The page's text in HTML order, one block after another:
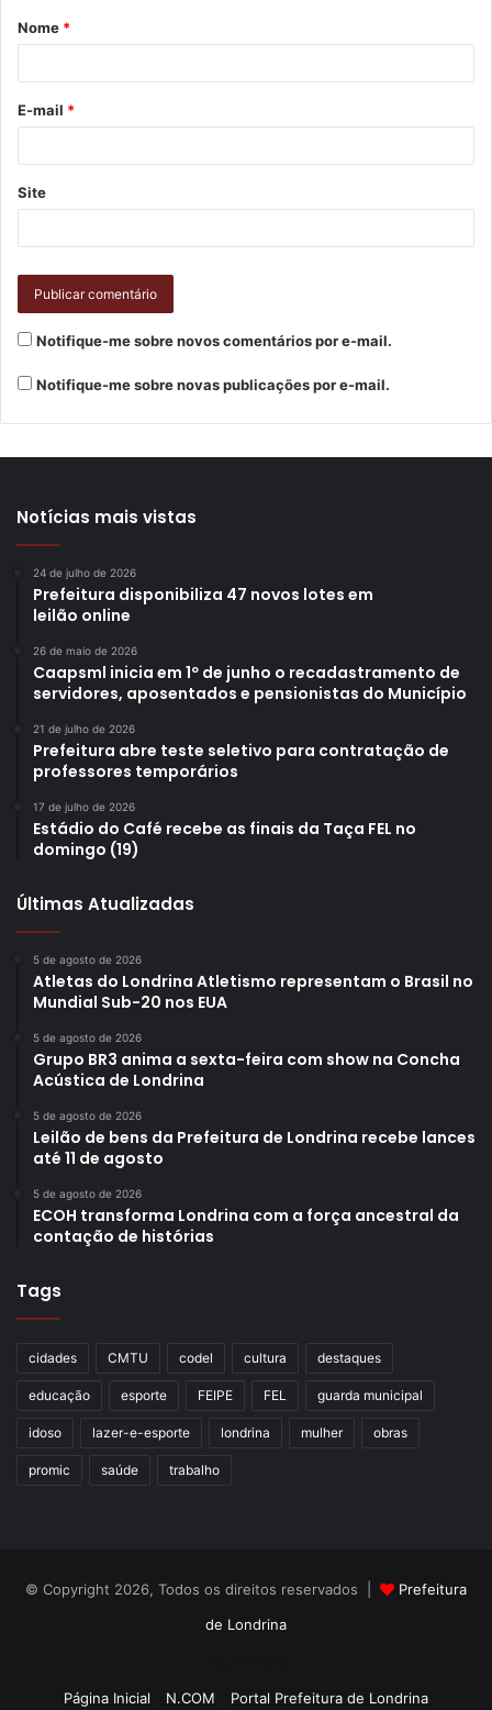
Nome *
E-mail *
Site
Notifique-me sobre novos comentários por e-mail.
Notifique-me sobre novas publicações por e-mail.
Notícias mais vistas
24 de julho de 2026
Prefeitura disponibiliza 47 novos lotes em
leilão online
26 de maio de 2026
Caapsml inicia em 1º de junho o recadastramento de
servidores, aposentados e pensionistas do Município
21 de julho de 2026
Prefeitura abre teste seletivo para contratação de
professores temporários
17 de julho de 2026
Estádio do Café recebe as finais da Taça FEL no
domingo (19)
Últimas Atualizadas
5 de agosto de 2026
Atletas do Londrina Atletismo representam o Brasil no
Mundial Sub-20 nos EUA
5 de agosto de 2026
Grupo BR3 anima a sexta-feira com show na Concha
Acústica de Londrina
5 de agosto de 2026
Leilão de bens da Prefeitura de Londrina recebe lances
até 11 de agosto
5 de agosto de 2026
ECOH transforma Londrina com a força ancestral da
contação de histórias
Tags
cidades CMTU codel cultura destaques
educação esporte FEIPE FEL guarda municipal
idoso lazer-e-esporte londrina mulher obras
promic saúde trabalho
© Copyright 2026, Todos os direitos reservados |
Prefeitura
de Londrina
Página Inicial N.COM Portal Prefeitura de Londrina